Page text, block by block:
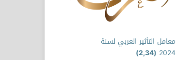
معامل التأثير العربي لسنة
2024
(2,34)